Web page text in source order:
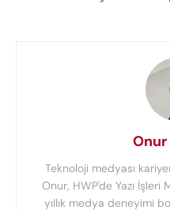
Onur
Teknoloji medyası
Onur, HWP'de Yazı
yıllık medya deneyimi